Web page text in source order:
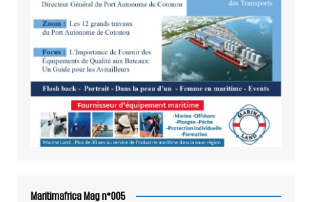
Maritimafrica Mag n°005